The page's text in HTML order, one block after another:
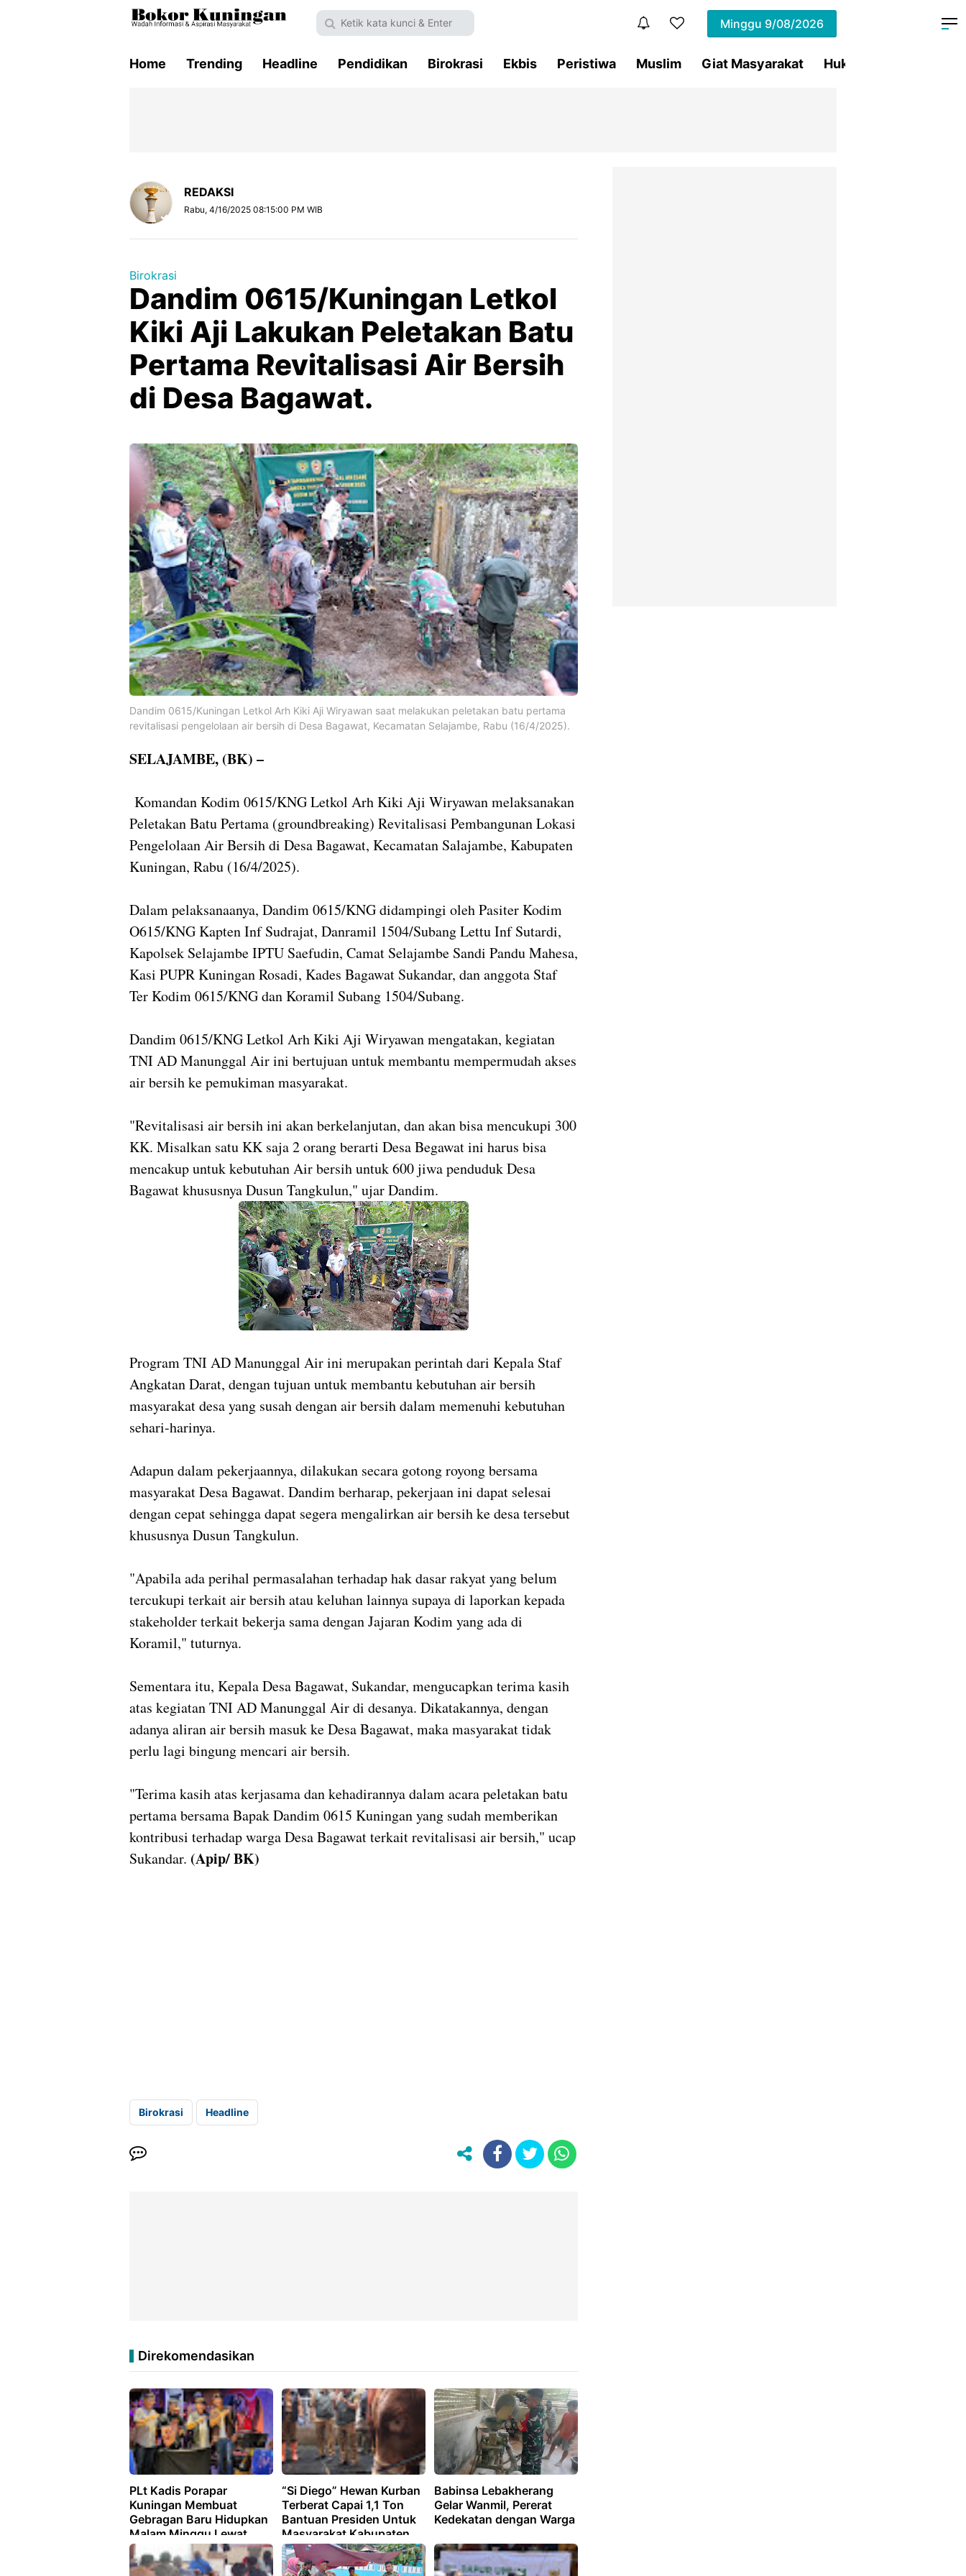
Minggu 9/08/2026
Home Trending Headline Pendidikan Birokrasi Ekbis Peristiwa Muslim Giat Masyarakat Hukum
REDAKSI
Rabu, 4/16/2025 08:15:00 PM WIB
Birokrasi
Dandim 0615/Kuningan Letkol
Kiki Aji Lakukan Peletakan Batu
Pertama Revitalisasi Air Bersih
di Desa Bagawat.
Dandim 0615/Kuningan Letkol Arh Kiki Aji Wiryawan saat melakukan peletakan batu pertama
revitalisasi pengelolaan air bersih di Desa Bagawat, Kecamatan Selajambe, Rabu (16/4/2025).
SELAJAMBE, (BK) –
Komandan Kodim 0615/KNG Letkol Arh Kiki Aji Wiryawan melaksanakan
Peletakan Batu Pertama (groundbreaking) Revitalisasi Pembangunan Lokasi
Pengelolaan Air Bersih di Desa Bagawat, Kecamatan Salajambe, Kabupaten
Kuningan, Rabu (16/4/2025).
Dalam pelaksanaanya, Dandim 0615/KNG didampingi oleh Pasiter Kodim
O615/KNG Kapten Inf Sudrajat, Danramil 1504/Subang Lettu Inf Sutardi,
Kapolsek Selajambe IPTU Saefudin, Camat Selajambe Sandi Pandu Mahesa,
Kasi PUPR Kuningan Rosadi, Kades Bagawat Sukandar, dan anggota Staf
Ter Kodim 0615/KNG dan Koramil Subang 1504/Subang.
Dandim 0615/KNG Letkol Arh Kiki Aji Wiryawan mengatakan, kegiatan
TNI AD Manunggal Air ini bertujuan untuk membantu mempermudah akses
air bersih ke pemukiman masyarakat.
"Revitalisasi air bersih ini akan berkelanjutan, dan akan bisa mencukupi 300
KK. Misalkan satu KK saja 2 orang berarti Desa Begawat ini harus bisa
mencakup untuk kebutuhan Air bersih untuk 600 jiwa penduduk Desa
Bagawat khususnya Dusun Tangkulun," ujar Dandim.
Program TNI AD Manunggal Air ini merupakan perintah dari Kepala Staf
Angkatan Darat, dengan tujuan untuk membantu kebutuhan air bersih
masyarakat desa yang susah dengan air bersih dalam memenuhi kebutuhan
sehari-harinya.
Adapun dalam pekerjaannya, dilakukan secara gotong royong bersama
masyarakat Desa Bagawat. Dandim berharap, pekerjaan ini dapat selesai
dengan cepat sehingga dapat segera mengalirkan air bersih ke desa tersebut
khususnya Dusun Tangkulun.
"Apabila ada perihal permasalahan terhadap hak dasar rakyat yang belum
tercukupi terkait air bersih atau keluhan lainnya supaya di laporkan kepada
stakeholder terkait bekerja sama dengan Jajaran Kodim yang ada di
Koramil," tuturnya.
Sementara itu, Kepala Desa Bagawat, Sukandar, mengucapkan terima kasih
atas kegiatan TNI AD Manunggal Air di desanya. Dikatakannya, dengan
adanya aliran air bersih masuk ke Desa Bagawat, maka masyarakat tidak
perlu lagi bingung mencari air bersih.
"Terima kasih atas kerjasama dan kehadirannya dalam acara peletakan batu
pertama bersama Bapak Dandim 0615 Kuningan yang sudah memberikan
kontribusi terhadap warga Desa Bagawat terkait revitalisasi air bersih," ucap
Sukandar. (Apip/ BK)
Birokrasi Headline
Direkomendasikan
PLt Kadis Porapar
Kuningan Membuat
Gebragan Baru Hidupkan
Malam Minggu Lewat
Tampilan Seni Budaya
Tradisi Maupun Moderen
“Si Diego” Hewan Kurban
Terberat Capai 1,1 Ton
Bantuan Presiden Untuk
Masyarakat Kabupaten
Kuningan
Babinsa Lebakherang
Gelar Wanmil, Pererat
Kedekatan dengan Warga